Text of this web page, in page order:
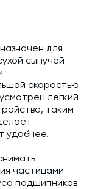
и ремонт
обучение
(АСУ ТП) любой
для
сыпучей
скоростью
лёгкий
таким
удобнее.
частицами
подшипников